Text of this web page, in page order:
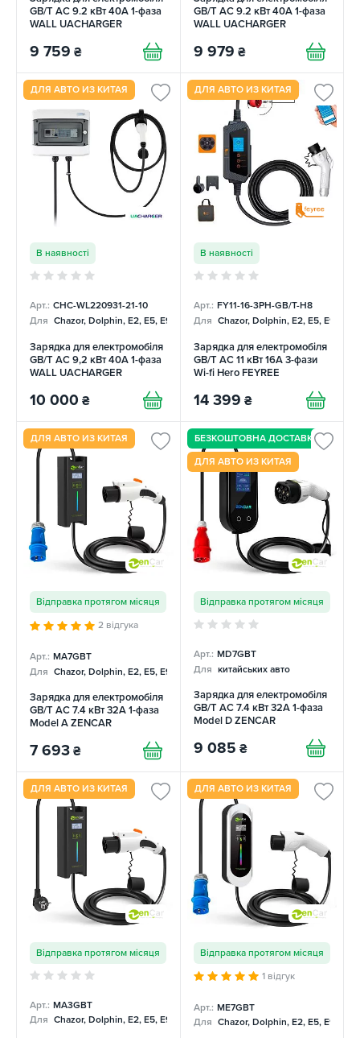
GB/T AC 9.2 кВт 40А 1-фаза
WALL UACHARGER
9 759 ₴
GB/T AC 9.2 кВт 40А 1-фаза
WALL UACHARGER
9 979 ₴
ДЛЯ АВТО ИЗ КИТАЯ
В наявності
Арт.: CHC-WL220931-21-10
Для Chazor, Dolphin, E2, E5, E9, Mercedes
Зарядка для електромобіля
GB/T AC 9,2 кВт 40А 1-фаза
WALL UACHARGER
10 000 ₴
ДЛЯ АВТО ИЗ КИТАЯ
В наявності
Арт.: FY11-16-3PH-GB/T-H8
Для Chazor, Dolphin, E2, E5, E9,
Зарядка для електромобіля
GB/T AC 11 кВт 16A 3-фази
Wi-fi Hero FEYREE
14 399 ₴
ДЛЯ АВТО ИЗ КИТАЯ
Відправка протягом місяця
2 відгука
Арт.: MA7GBT
Для Chazor, Dolphin, E2, E5, E9, Mercedes
Зарядка для електромобіля
GB/T AC 7.4 кВт 32А 1-фаза
Model A ZENCAR
7 693 ₴
БЕЗКОШТОВНА ДОСТАВКА
ДЛЯ АВТО ИЗ КИТАЯ
Відправка протягом місяця
Арт.: MD7GBT
Для китайських авто
Зарядка для електромобіля
GB/T AC 7.4 кВт 32А 1-фаза
Model D ZENCAR
9 085 ₴
ДЛЯ АВТО ИЗ КИТАЯ
Відправка протягом місяця
Арт.: MA3GBT
Для Chazor, Dolphin, E2, E5, E9, Mercedes
ДЛЯ АВТО ИЗ КИТАЯ
Відправка протягом місяця
1 відгук
Арт.: ME7GBT
Для Chazor, Dolphin, E2, E5, E9,